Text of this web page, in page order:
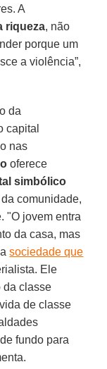
A
riqueza, não
porque um
a violência”,
da
capital
nas
oferece
simbólico
comunidade,
"O jovem entra
da casa, mas
sociedade que
Ele
da classe
de classe
fundo para